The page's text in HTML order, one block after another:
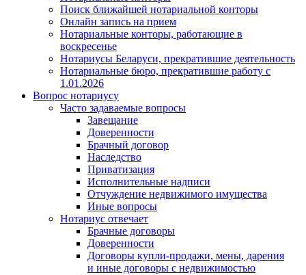
Поиск ближайшей нотариальной конторы
Онлайн запись на прием
Нотариальные конторы, работающие в
воскресенье
Нотариусы Беларуси, прекратившие деятельность
Нотариальные бюро, прекратившие работу с
1.01.2026
Вопрос нотариусу
Часто задаваемые вопросы
Завещание
Доверенности
Брачный договор
Наследство
Приватизация
Исполнительные надписи
Отчуждение недвижимого имущества
Иные вопросы
Нотариус отвечает
Брачные договоры
Доверенности
Договоры купли-продажи, мены, дарения
и иные договоры с недвижимостью